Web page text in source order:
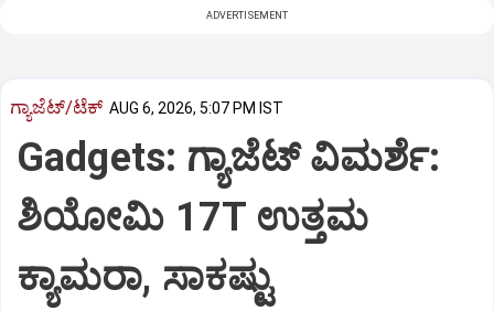
ADVERTISEMENT
ಗ್ಯಾಜೆಟ್/ಟೆಕ್ AUG 6, 2026, 5:07 PM IST
Gadgets: ಗ್ಯಾಜೆಟ್ ವಿಮರ್ಶೆ:
ಶಿಯೋಮಿ 17T ಉತ್ತಮ
ಕ್ಯಾಮರಾ, ಸಾಕಷ್ಟು